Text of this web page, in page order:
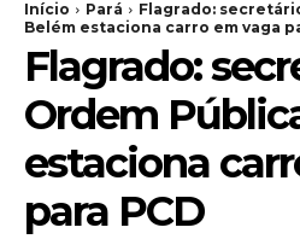
Início Pará
Flagrado:
Belém estaciona carro em vaga
Flagrado:
Ordem
estaciona
para PCD